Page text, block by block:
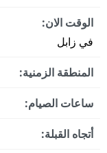
الوقت الان:
في زابل
المنطقة الزمنية:
ساعات الصيام:
أتجاه القبلة: